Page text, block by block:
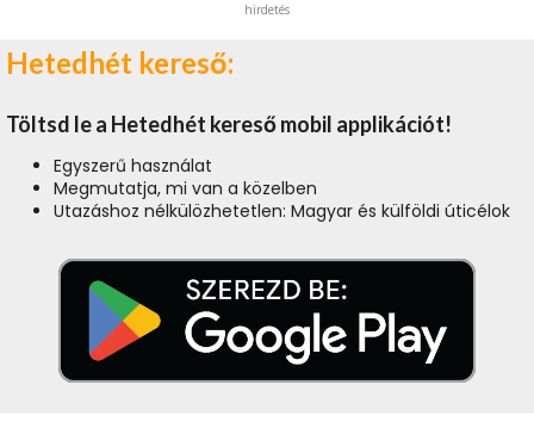
hirdetés
Hetedhét kereső:
Töltsd le a Hetedhét kereső mobil applikációt!
Egyszerű használat
Megmutatja, mi van a közelben
Utazáshoz nélkülözhetetlen: Magyar és külföldi úticélok